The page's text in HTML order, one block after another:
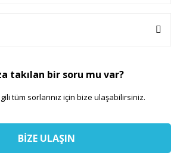
takılan bir soru mu var?
tüm sorlarınız için bize ulaşabilirsiniz.
BİZE ULAŞIN